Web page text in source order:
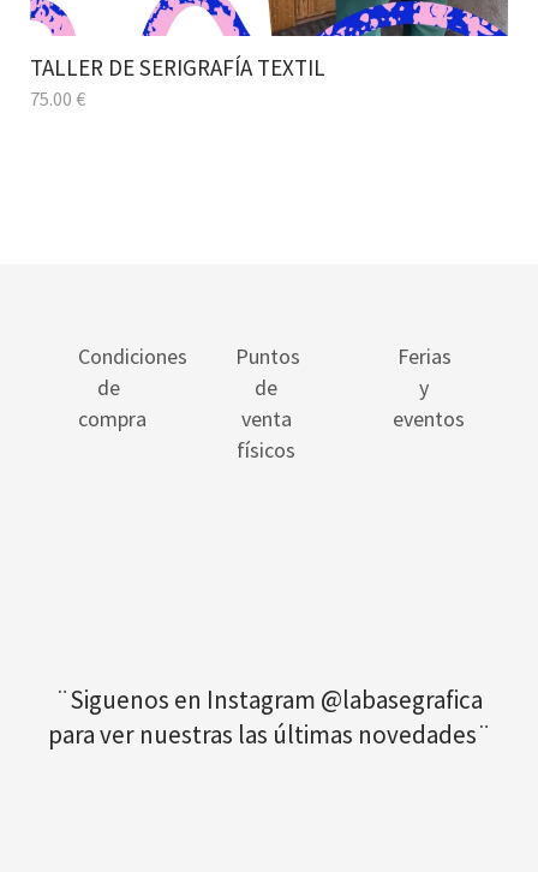
TALLER DE SERIGRAFÍA TEXTIL
75.00 €
Condiciones
de
compra
Puntos
de
venta
físicos
Ferias
y
eventos
¨Siguenos en Instagram @labasegrafica
para ver nuestras las últimas novedades¨